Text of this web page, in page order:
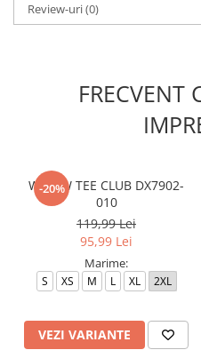
Review-uri(0)
FRECVENT
-20%
W NSW TEE CLUB DX7902-
010
119,99 Lei
95,99 Lei
Marime:
S XS M L XL 2XL
VEZI VARIANTE